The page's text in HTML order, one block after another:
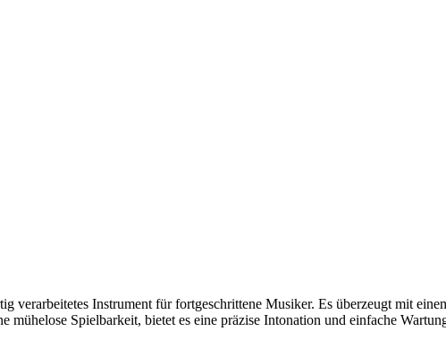
verarbeitetes Instrument für fortgeschrittene Musiker. Es überzeugt mit
Spielbarkeit, bietet es eine präzise Intonation und einfache